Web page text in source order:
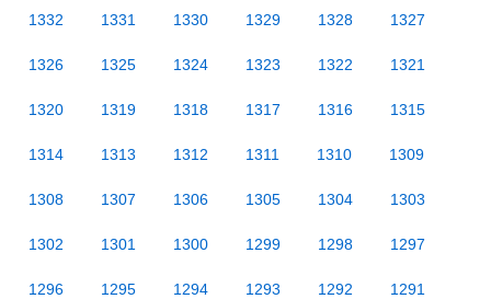
1332 1331 1330 1329 1328 1327
1326 1325 1324 1323 1322 1321
1320 1319 1318 1317 1316 1315
1314 1313 1312 1311 1310 1309
1308 1307 1306 1305 1304 1303
1302 1301 1300 1299 1298 1297
1296 1295 1294 1293 1292 1291